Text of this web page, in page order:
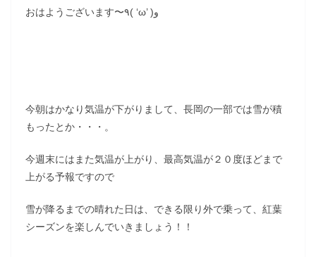
おはようございます〜٩( ‘ω’ )و
今朝はかなり気温が下がりまして、長岡の一部では雪が積
もったとか・・・。
今週末にはまた気温が上がり、最高気温が２０度ほどまで
上がる予報ですので
雪が降るまでの晴れた日は、できる限り外で乗って、紅葉
シーズンを楽しんでいきましょう！！